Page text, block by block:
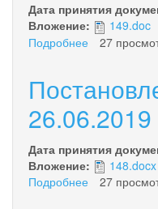
Дата принятия
Вложение:
149.doc
Подробнее
149
26.06.2019
27
26.06.2019
Дата принятия
Вложение:
148.docx
Подробнее
27